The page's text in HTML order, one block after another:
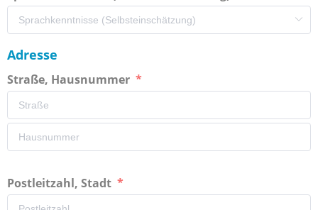
Adresse
Straße, Hausnummer
Postleitzahl, Stadt